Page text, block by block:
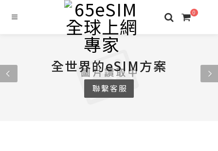
0
全世界的eSIM方案
聯繫客服